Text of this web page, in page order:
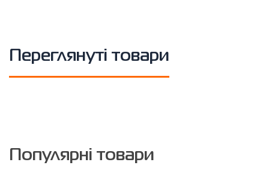
Переглянуті товари
Популярні товари